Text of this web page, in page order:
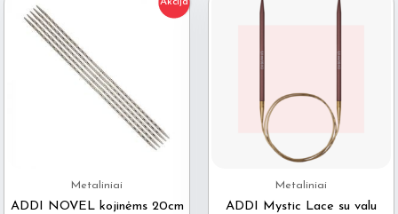
Metaliniai
ADDI NOVEL kojinėms 20cm
Metaliniai
ADDI Mystic Lace su valu